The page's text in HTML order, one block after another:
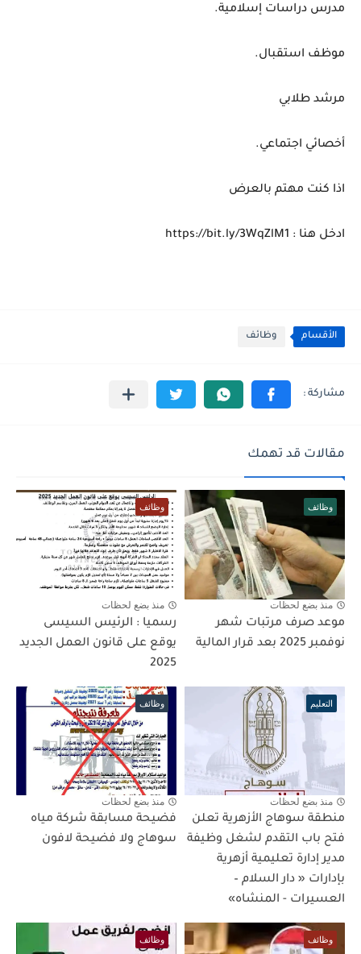
مدرس دراسات إسلامية.
موظف استقبال.
مرشد طلابي
أخصائي اجتماعي.
اذا كنت مهتم بالعرض
ادخل هنا : https://bit.ly/3WqZlM1
الأقسام وظائف
مقالات قد تهمك
وظائف
منذ بضع لحظات
موعد صرف مرتبات شهر
نوفمبر 2025 بعد قرار المالية
وظائف
منذ بضع لحظات
رسميا : الرئيس السيسى
يوقع على قانون العمل الجديد
2025
التعليم
منذ بضع لحظات
منطقة سوهاج الأزهرية تعلن
فتح باب التقدم لشغل وظيفة
مدير إدارة تعليمية أزهرية
بإدارات « دار السلام –
العسيرات - المنشاه»
وظائف
منذ بضع لحظات
فضيحة مسابقة شركة مياه
سوهاج ولا فضيحة لافون
وظائف وظائف